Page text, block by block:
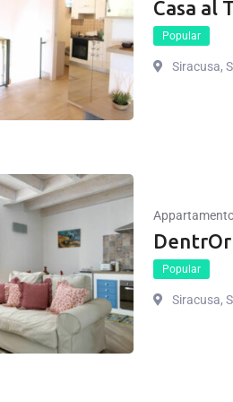
Casa al
Popular
Siracusa,
Popular
Siracusa,